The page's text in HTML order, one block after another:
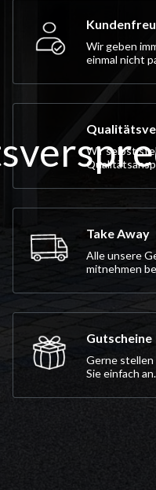
Wir geben
einmal nicht
Wir selbst
Take Away
Alle unsere
mitnehmen
Gutscheine
Gerne stellen
Sie einfach an.